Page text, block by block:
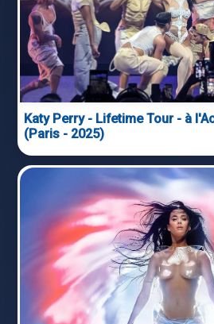
Katy Perry - Lifetime Tour - à
(Paris - 2025)